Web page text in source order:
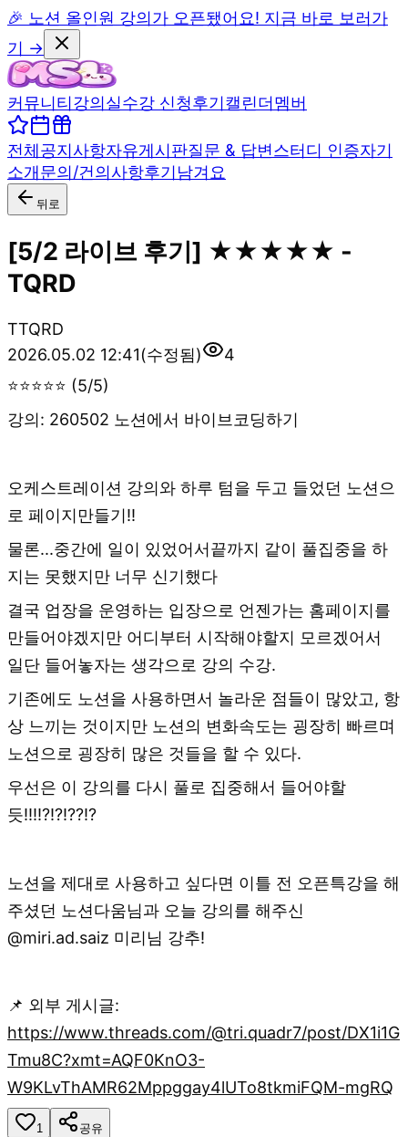
🎉 노션 올인원 강의가 오픈됐어요! 지금 바로 보러가
기 →
커뮤니티강의실수강 신청후기캘린더멤버
전체공지사항자유게시판질문 & 답변스터디 인증자기
소개문의/건의사항후기남겨요
뒤로
[5/2 라이브 후기] ★★★★★ -
TQRD
TTQRD
2026.05.02 12:41(수정됨)
4
⭐⭐⭐⭐⭐ (5/5)
강의: 260502 노션에서 바이브코딩하기
오케스트레이션 강의와 하루 텀을 두고 들었던 노션으
로 페이지만들기!!
물론...중간에 일이 있었어서끝까지 같이 풀집중을 하
지는 못했지만 너무 신기했다
결국 업장을 운영하는 입장으로 언젠가는 홈페이지를
만들어야겠지만 어디부터 시작해야할지 모르겠어서
일단 들어놓자는 생각으로 강의 수강.
기존에도 노션을 사용하면서 놀라운 점들이 많았고, 항
상 느끼는 것이지만 노션의 변화속도는 굉장히 빠르며
노션으로 굉장히 많은 것들을 할 수 있다.
우선은 이 강의를 다시 풀로 집중해서 들어야할
듯!!!!?!?!??!?
노션을 제대로 사용하고 싶다면 이틀 전 오픈특강을 해
주셨던 노션다움님과 오늘 강의를 해주신
@miri.ad.saiz 미리님 강추!
📌 외부 게시글:
https://www.threads.com/@tri.quadr7/post/DX1i1G
Tmu8C?xmt=AQF0KnO3-
W9KLvThAMR62Mppggay4lUTo8tkmiFQM-mgRQ
1 공유